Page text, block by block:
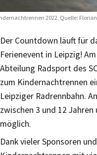
2022. Quelle:
Der Countdown läuft für
Ferienevent in Leipzig!
Abteilung Radsport des
zum Kindernachtrennen
Leipziger Radrennbahn.
zwischen 3 und 12
möglich.
Dank vieler Sponsoren